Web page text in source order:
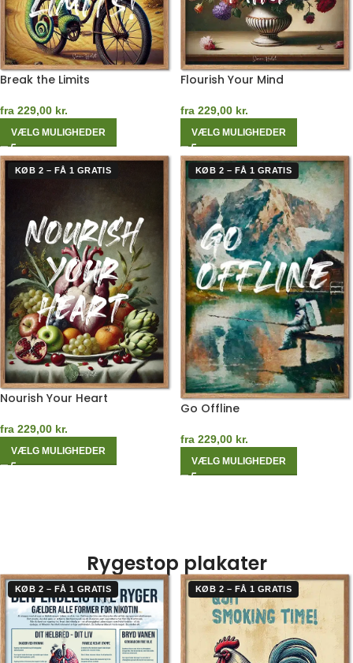
Break the Limits
fra 229,00 kr.
VÆLG MULIGHEDER
Flourish Your Mind
fra 229,00 kr.
VÆLG MULIGHEDER
KØB 2 – FÅ 1 GRATIS
Nourish Your Heart
fra 229,00 kr.
VÆLG MULIGHEDER
KØB 2 – FÅ 1 GRATIS
Go Offline
fra 229,00 kr.
VÆLG MULIGHEDER
Rygestop plakater
KØB 2 – FÅ 1 GRATIS KØB 2 – FÅ 1 GRATIS